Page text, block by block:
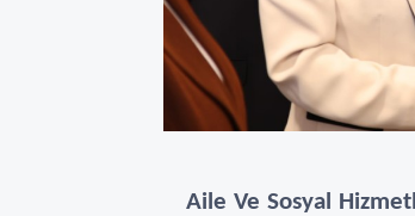
Aile Ve Sosyal